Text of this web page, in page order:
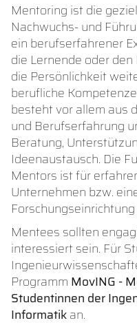
Mentoring ist die
Nachwuchs- und
ein berufserfahrener
die Lernende oder
die Persönlichkeit
berufliche
besteht vor allem aus
und Berufserfahrung
Beratung,
Ideenaustausch. Die
Mentors ist für
Unternehmen bzw.
Mentees sollten
interessiert sein. Für
Programm MovING -
Studentinnen der
Informatikan.